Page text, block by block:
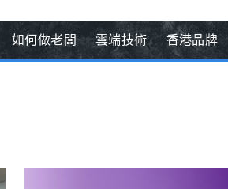
如何做老闆 雲端技術 香港品牌